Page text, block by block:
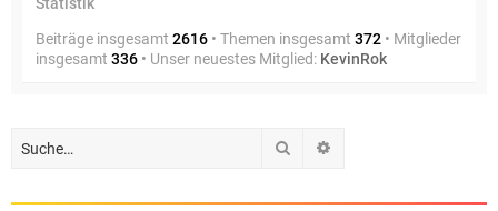
Beiträge insgesamt 2616 • Themen insgesamt 372 • Mitglieder
insgesamt 336 • Unser neuestes Mitglied: KevinRok
Suche